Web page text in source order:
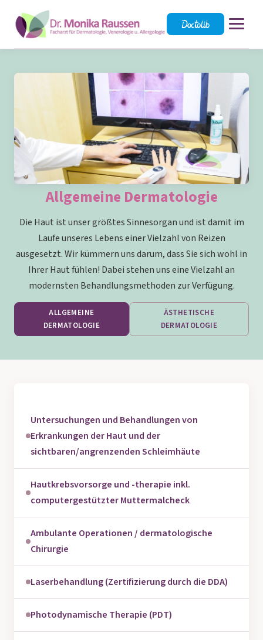
LEISTUNGEN
QUALIFIKATIONEN
TEAM
SPRECHSTUNDEN
DATENSCHUTZ
Allgemeine Dermatologie
Die Haut ist unser größtes Sinnesorgan und ist damit im
Laufe unseres Lebens einer Vielzahl von Reizen
ausgesetzt. Wir kümmern uns darum, dass Sie sich wohl in
Ihrer Haut fühlen! Dabei stehen uns eine Vielzahl an
modernsten Behandlungsmethoden zur Verfügung.
ALLGEMEINE
DERMATOLOGIE
ÄSTHETISCHE
DERMATOLOGIE
Untersuchungen und Behandlungen von
Erkrankungen der Haut und der
sichtbaren/angrenzenden Schleimhäute
Hautkrebsvorsorge und -therapie inkl.
computergestützter Muttermalcheck
Ambulante Operationen / dermatologische
Chirurgie
Laserbehandlung (Zertifizierung durch die DDA)
Photodynamische Therapie (PDT)